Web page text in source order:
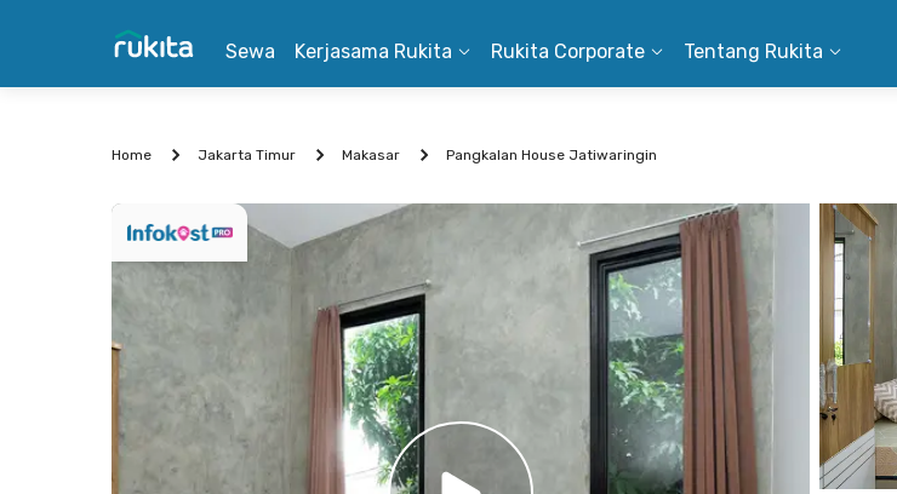
Sewa Kerjasama Rukita Rukita Corporate Tentang Rukita
Home Jakarta Timur Makasar Pangkalan House Jatiwaringin